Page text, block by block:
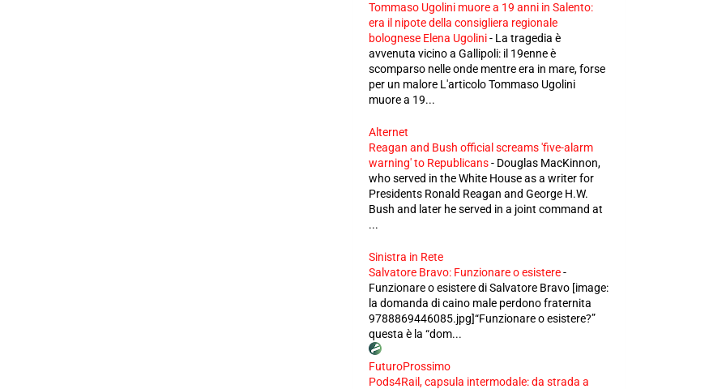
Tommaso Ugolini muore a 19 anni in Salento:
era il nipote della consigliera regionale
bolognese Elena Ugolini- La tragedia è
avvenuta vicino a Gallipoli: il 19enne è
scomparso nelle onde mentre era in mare, forse
per un malore L'articolo Tommaso Ugolini
muore a 19...
Alternet
Reagan and Bush official screams 'five-alarm
warning' to Republicans- Douglas MacKinnon,
who served in the White House as a writer for
Presidents Ronald Reagan and George H.W.
Bush and later he served in a joint command at
...
Sinistra in Rete
Salvatore Bravo: Funzionare o esistere-
Funzionare o esistere di Salvatore Bravo [image:
la domanda di caino male perdono fraternita
9788869446085.jpg]“Funzionare o esistere?”
questa è la “dom...
FuturoProssimo
Pods4Rail, capsula intermodale: da strada a